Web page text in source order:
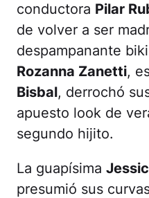
conductora Pilar
de volver a ser
despampanante
Rozanna Zanetti,
Bisbal, derrochó
apuesto look de
segundo hijito.
La guapísima
presumió sus